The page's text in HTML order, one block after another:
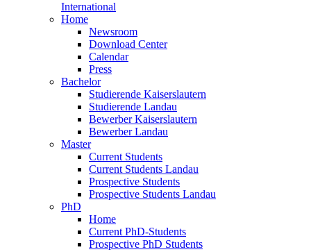
International
Home
Newsroom
Download Center
Calendar
Press
Bachelor
Studierende Kaiserslautern
Studierende Landau
Bewerber Kaiserslautern
Bewerber Landau
Master
Current Students
Current Students Landau
Prospective Students
Prospective Students Landau
PhD
Home
Current PhD-Students
Prospective PhD Students